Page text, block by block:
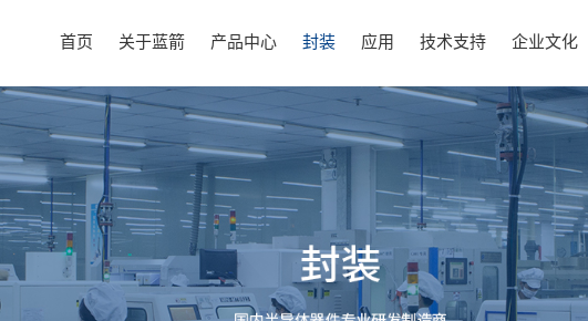
首页 关于蓝箭 产品中心 封装 应用 技术支持 企业文化